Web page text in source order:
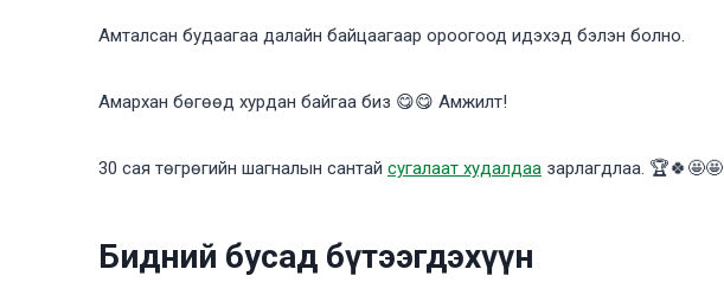
Амталсан будаагаа далайн байцаагаар ороогоод идэхэд бэлэн болно.
Амархан бөгөөд хурдан байгаа биз 😋😋 Амжилт!
30 сая төгрөгийн шагналын сантай сугалаат худалдаа зарлагдлаа. 🏆🍀🤩🤩
Бидний бусад бүтээгдэхүүн